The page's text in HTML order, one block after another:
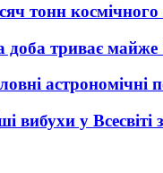
тонн космічного
доба триває майже
астрономічні
у Всесвіті